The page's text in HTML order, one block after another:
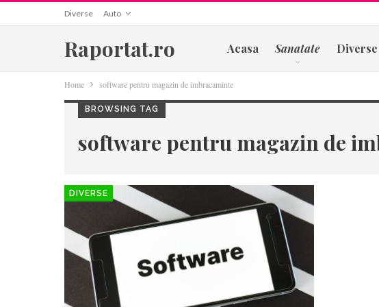
Diverse Auto
Raportat.ro Acasa Sanatate Diverse
Home software pentru magazin de imbracaminte
BROWSING TAG
software pentru magazin de
DIVERSE